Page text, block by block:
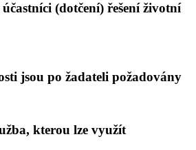
(dotčení) řešení životní
jsou po žadateli požadovány
kterou lze využít